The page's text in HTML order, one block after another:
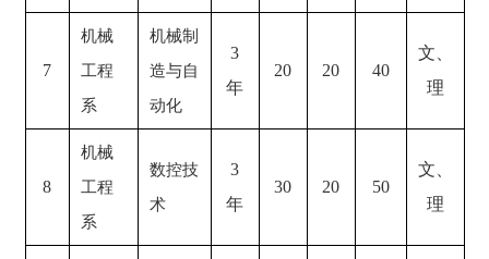
7
机械
工程
系
机械制
造与自
动化
3
年
20 20 40
文、
理
8
机械
工程
系
数控技
术
3
年
30 20 50
文、
理